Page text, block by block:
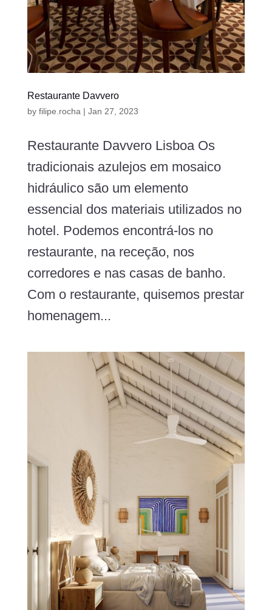
Restaurante Davvero
by filipe.rocha | Jan 27, 2023
Restaurante Davvero Lisboa Os
tradicionais azulejos em mosaico
hidráulico são um elemento
essencial dos materiais utilizados no
hotel. Podemos encontrá-los no
restaurante, na receção, nos
corredores e nas casas de banho.
Com o restaurante, quisemos prestar
homenagem...